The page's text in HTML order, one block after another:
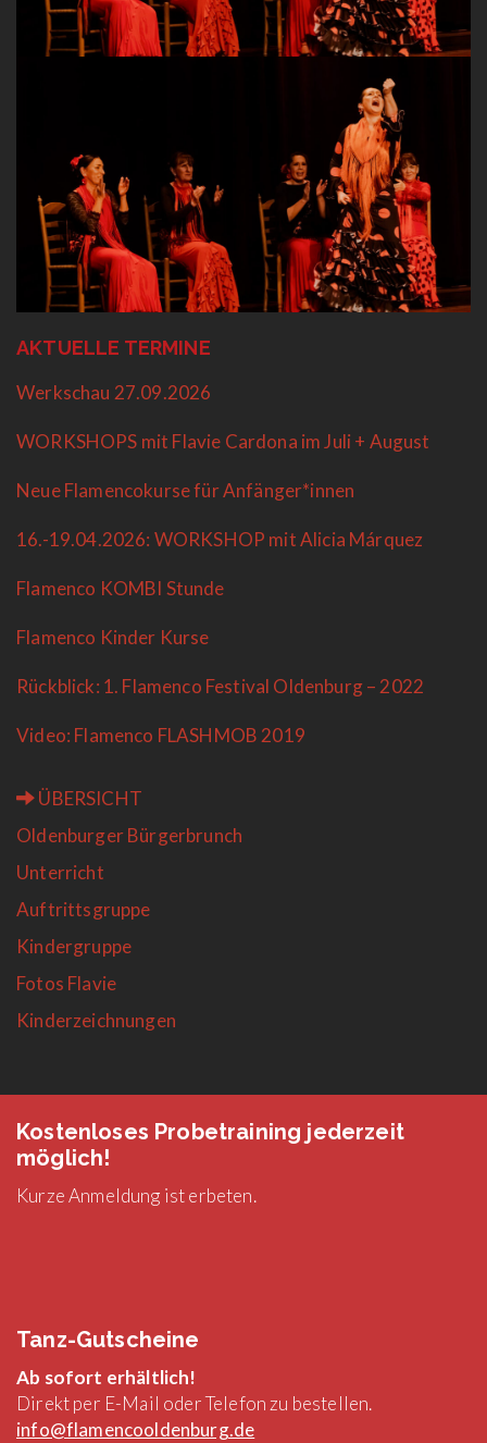
AKTUELLE TERMINE
Werkschau 27.09.2026
WORKSHOPS mit Flavie Cardona im Juli + August
Neue Flamencokurse für Anfänger*innen
16.-19.04.2026: WORKSHOP mit Alicia Márquez
Flamenco KOMBI Stunde
Flamenco Kinder Kurse
Rückblick: 1. Flamenco Festival Oldenburg – 2022
Video: Flamenco FLASHMOB 2019
ÜBERSICHT
Oldenburger Bürgerbrunch
Unterricht
Auftrittsgruppe
Kindergruppe
Fotos Flavie
Kinderzeichnungen
Kostenloses Probetraining jederzeit
möglich!
Kurze Anmeldung ist erbeten.
Tanz-Gutscheine
Ab sofort erhältlich!
Direkt per E-Mail oder Telefon zu bestellen.
info@flamencooldenburg.de